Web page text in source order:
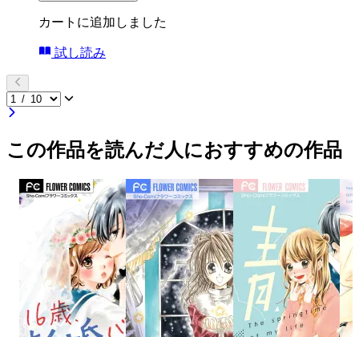
カートに追加しました
試し読み
この作品を読んだ人におすすめの作品